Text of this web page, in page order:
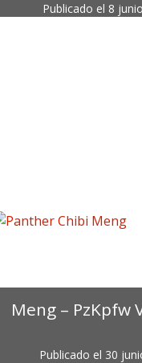
Publicado el 8
Meng – PzKpfw
Publicado el 30